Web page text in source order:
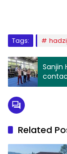
Tags:
Sanjin
Related